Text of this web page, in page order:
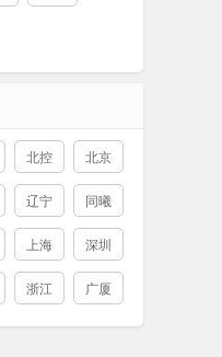
北控 北京
辽宁 同曦
上海 深圳
浙江 广厦